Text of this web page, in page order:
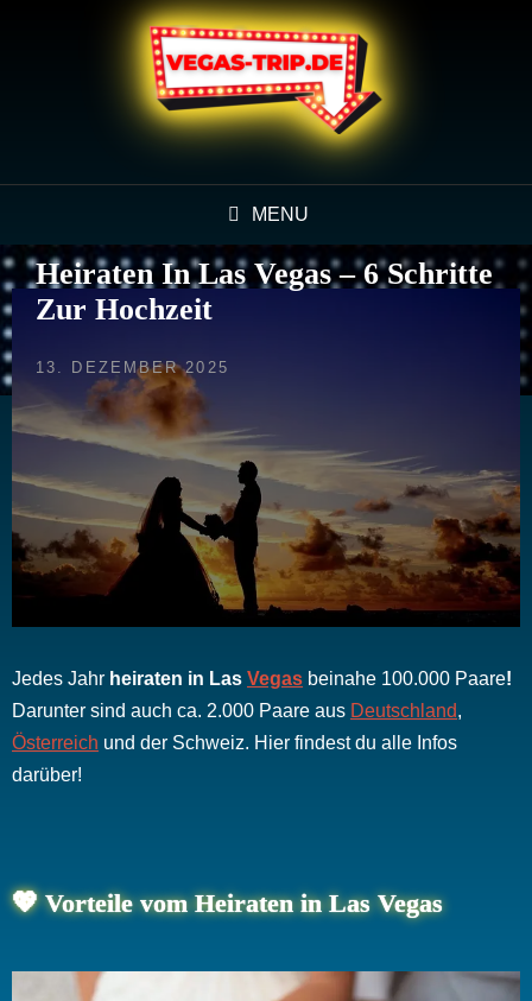
MENU
Heiraten In Las Vegas – 6 Schritte
Zur Hochzeit
POSTED
13. DEZEMBER 2025
Jedes Jahr heiraten in Las Vegas beinahe 100.000 Paare!
Darunter sind auch ca. 2.000 Paare aus Deutschland,
Österreich und der Schweiz. Hier findest du alle Infos
darüber!
💖 Vorteile vom Heiraten in Las Vegas